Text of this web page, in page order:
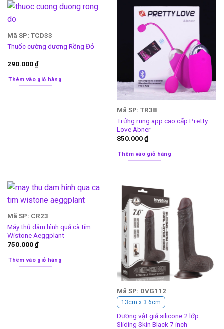
Mã SP: TCD33
Thuốc cường dương Rồng Đỏ
290.000₫
Thêm vào giỏ hàng
Mã SP: TR38
Trứng rung app cao cấp Pretty
Love Abner
850.000₫
Thêm vào giỏ hàng
Mã SP: CR23
Máy thủ dâm hình quả cà tím
Wistone Aeggplant
750.000₫
Thêm vào giỏ hàng
Mã SP: DVG112
13cm x 3.6cm
Dương vật giả silicone 2 lớp
Sliding Skin Black 7 inch